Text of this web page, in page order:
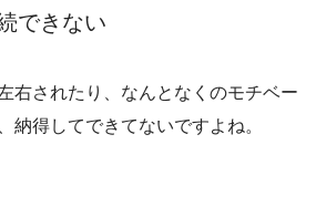
できない
右されたり、なんとなくのモチベー
納得してできてないですよね。